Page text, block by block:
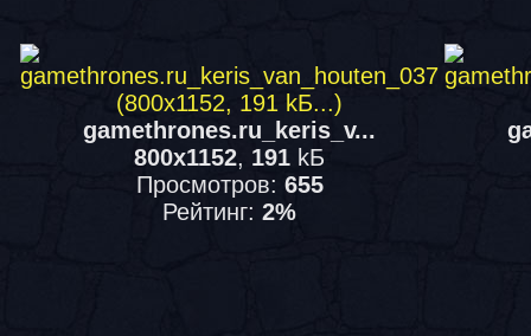
gamethrones.ru_keris_v...
800x1152, 191 kБ
Просмотров: 655
Рейтинг: 2%